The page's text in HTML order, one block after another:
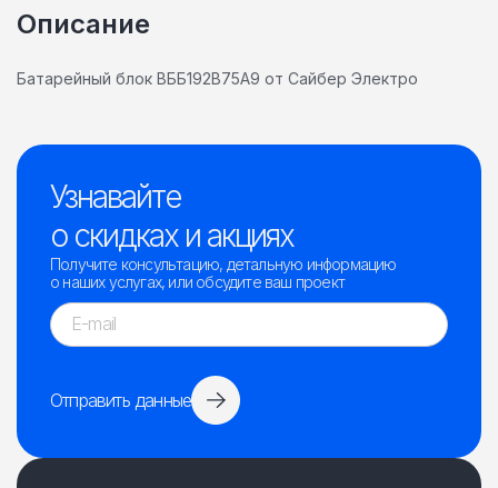
Описание
Батарейный блок ВББ192В75А9 от Сайбер Электро
Узнавайте
о скидках и акциях
Получите консультацию, детальную информацию
о наших услугах, или обсудите ваш проект
Отправить данные